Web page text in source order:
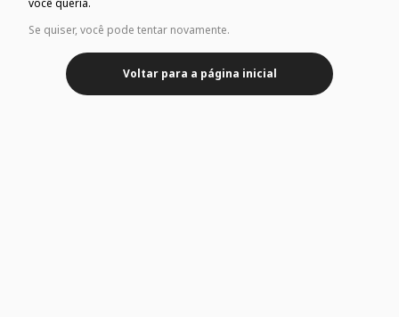
você queria.
Se quiser, você pode tentar novamente.
Voltar para a página inicial